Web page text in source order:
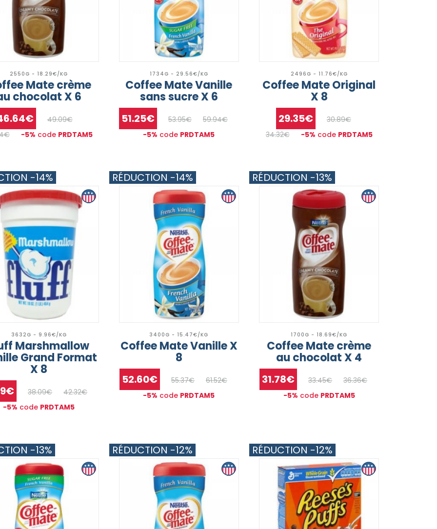
2550G - 18.29€/KG
Mate crème
chocolat X 6
49.09€
-5% code PRDTAM5
1734G - 29.56€/KG
Coffee Mate Vanille
sans sucre X 6
51.25€ 53.95€
59.94€
-5% code PRDTAM5
2496G - 11.76€/KG
Coffee Mate Original
X 8
29.35€
30.89€
34.32€
-5% code PRDTAM5
3632G - 9.96€/KG
Marshmallow
Grand Format
X 8
38.09€
42.32€
-5% code PRDTAM5
-14%
3400G - 15.47€/KG
Coffee Mate Vanille X
8
52.60€ 55.37€
61.52€
-5% code PRDTAM5
RÉDUCTION -14%
1700G - 18.69€/KG
Coffee Mate crème
au chocolat X 4
31.78€ 33.45€
36.36€
-5% code PRDTAM5
RÉDUCTION -13%
-13% RÉDUCTION -12% RÉDUCTION -12%